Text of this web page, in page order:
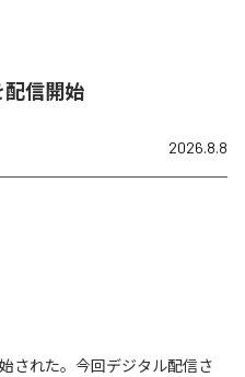
配信開始
2026.8.8
始された。今回デジタル配信さ